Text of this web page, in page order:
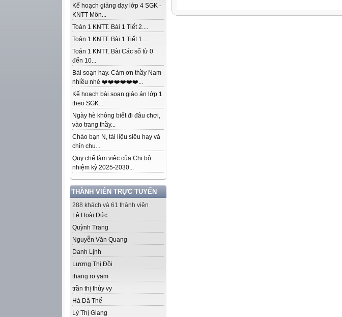
Kế hoạch giảng dạy lớp 4 SGK -
KNTT Môn...
Toán 1 KNTT. Bài 1 Tiết 2....
Toán 1 KNTT. Bài 1 Tiết 1....
Toán 1 KNTT. Bài Các số từ 0
đến 10...
Bài soạn hay. Cảm ơn thầy Nam
nhiều nhé ❤️❤️❤️❤️❤️❤️...
Kế hoạch bài soạn giáo án lớp 1
theo SGK...
Ngày hè không biết đi đâu chơi,
vào trang thầy...
Chào bạn N, tài liệu siêu hay và
chỉn chu...
Quy chế làm việc của Chi bộ
nhiệm kỳ 2025-2030...
THÀNH VIÊN TRỰC TUYẾN
288 khách và 61 thành viên
Lê Hoài Đức
Quỳnh Trang
Nguyễn Văn Quang
Danh Lịnh
Lương Thị Đồi
thang ro yam
trần thị thúy vy
Hà Dã Thế
Lý Thị Giang